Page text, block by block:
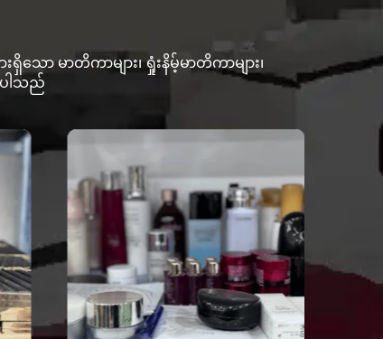
ော မာတိကာများ၊ ရှုံးနိမ့်မာတိကာများ၊
ပါသည်